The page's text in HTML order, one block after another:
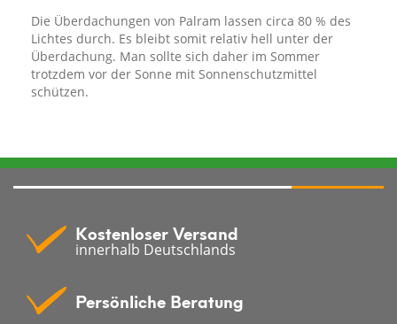
Die Überdachungen von Palram lassen circa 80 % des
Lichtes durch. Es bleibt somit relativ hell unter der
Überdachung. Man sollte sich daher im Sommer
trotzdem vor der Sonne mit Sonnenschutzmittel
schützen.
Kostenloser Versand
innerhalb Deutschlands
Persönliche Beratung